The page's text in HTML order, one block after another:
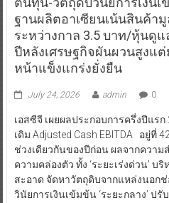
ฐานผลิตอาเซียนเน้นสินค้า
ระหว่างกาล 3.5 บาท/หุ้นดู
ปีหลังเศรษฐกิจผันผวนสูงแ
หน้าแข็งแกร่งยั่งยืน
July 24, 2026 admin 0
เอสซีจี เผยผลประกอบการครึ่งปีแรก
เดิม Adjusted Cash EBITDA อยู่ที่
ช่วงเดียวกันของปีก่อน ผลจากความ
ความคล่องตัว ทั้ง ‘ระยะเร่งด่วน’
สะอาด จัดหาวัตถุดิบจากแหล่งนอก
วินัยการเงินเข้มข้น ‘ระยะกลาง’ ป